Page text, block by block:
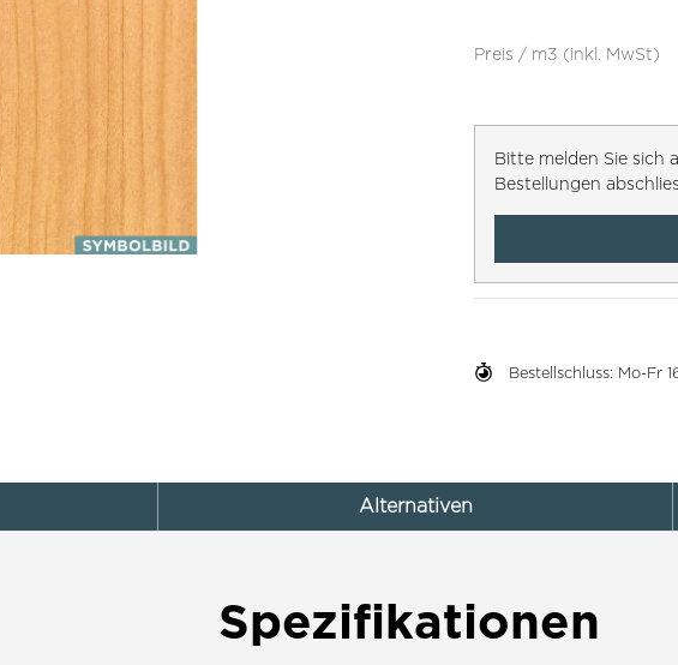
Preis / m3 (inkl. MwSt)
Bitte melden Sie sich
Bestellungen
Bestellschluss: Mo-Fr
Alternativen
Spezifikationen